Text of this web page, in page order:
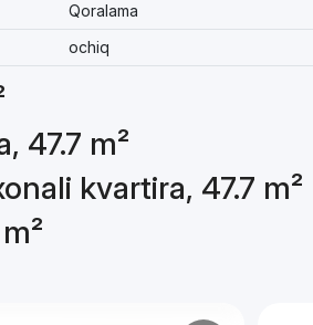
Qoralama
ochiq
47.7 m²
kvartira, 47.7 m²